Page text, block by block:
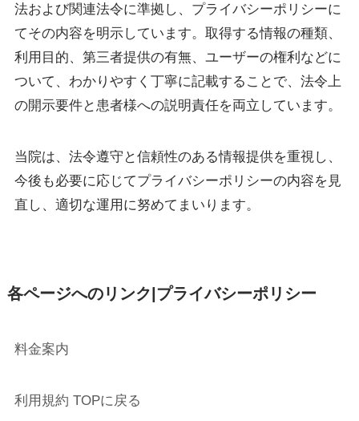
法および関連法令に準拠し、プライバシーポリシーに
てその内容を明示しています。取得する情報の種類、
利用目的、第三者提供の有無、ユーザーの権利などに
ついて、わかりやすく丁寧に記載することで、法令上
の開示要件と患者様への説明責任を両立しています。
当院は、法令遵守と信頼性のある情報提供を重視し、
今後も必要に応じてプライバシーポリシーの内容を見
直し、適切な運用に努めてまいります。
各ページへのリンク|プライバシーポリシー
料金案内
利用規約 TOPに戻る